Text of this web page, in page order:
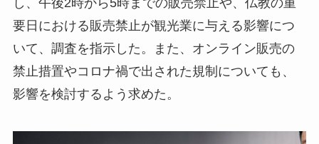
し、午後2時から5時までの販売禁止や、仏教の重
要日における販売禁止が観光業に与える影響につ
いて、調査を指示した。また、オンライン販売の
禁止措置やコロナ禍で出された規制についても、
影響を検討するよう求めた。